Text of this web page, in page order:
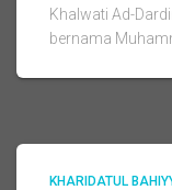
Khalwati Ad-
bernama
KHARIDATUL